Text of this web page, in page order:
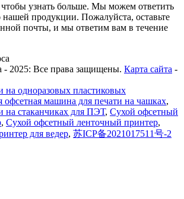
узнать больше. Мы можем ответить
продукции. Пожалуйста, оставьте
почты, и мы ответим вам в течение
- 2025: Все права защищены. Карта сайта -
на одноразовых пластиковых
офсетная машина для печати на чашках,
на стаканчиках для ПЭТ, Сухой офсетный
, Сухой офсетный ленточный принтер,
для ведер, 苏ICP备2021017511号-2